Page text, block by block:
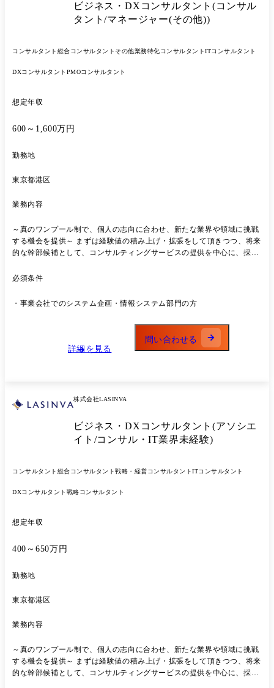
製薬企業:DTxプラットフォーム構築支援 ・総合エンタメ企業:販売管理
システム刷新PJにおけるPMO支援 ・AIベンチャー:AIソリューションを
ビジネス・DXコンサルタント(コンサル
タント/マネージャー(その他))
コンサルタント 総合コンサルタント その他業務特化コンサルタントITコンサルタント
DXコンサルタント PMOコンサルタント
想定年収
600～1,600万円
勤務地
東京都港区
業務内容
～真のワンプール制で、個人の志向に合わせ、新たな業界や領域に挑戦
する機会を提供～ まずは経験値の積み上げ・拡張をして頂きつつ、将来
的な幹部候補として、コンサルティングサービスの提供を中心に、採用/
ジェクト事例】 ◆戦略 ・大手製造メーカー:事業戦略策定支援(社長含む
プロダクトの事業性評価/企画開発推進 ・大手エネルギー会社:CVC立ち
革コンサルティング ・大手通信会社:地域共創推進のための大企業/地方
企業のアライアンス形成支援 ◆Biz・IT上流 ・大手製薬メーカー:売上予
測業務のモデル化/標準化支援 ・大手生命保険会社:生成AI活用した全社
◆IT・PMO・その他 ・メガバンク:システム開発領域における生成AI活
ーション支援 ・大手製薬企業:DTxプラットフォーム構築支援 ・総合エ
ンタメ企業:販売管理システム刷新PJにおけるPMO支援 ・AIベンチャ
必須条件
・事業会社でのシステム企画・情報システム部門の方
詳細を見る
問い合わせる
株式会社LASINVA
ビジネス・DXコンサルタント(アソシエ
イト/コンサル・IT業界未経験)
コンサルタント 総合コンサルタント戦略・経営コンサルタントITコンサルタント
DXコンサルタント 戦略コンサルタント
想定年収
400～650万円
勤務地
東京都港区
業務内容
～真のワンプール制で、個人の志向に合わせ、新たな業界や領域に挑戦
する機会を提供～ まずは経験値の積み上げ・拡張をして頂きつつ、将来
的な幹部候補として、コンサルティングサービスの提供を中心に、採用/